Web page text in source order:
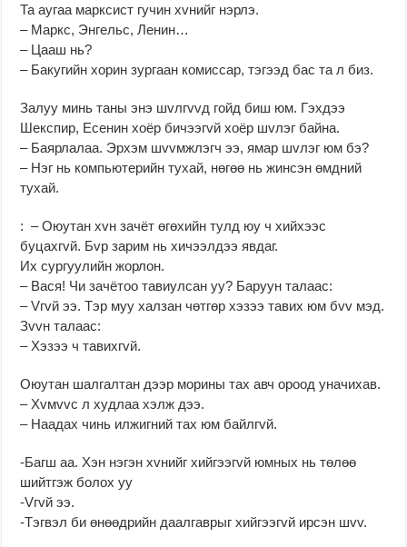
Та аугаа марксист гучин хvнийг нэрлэ.
– Маркс, Энгельс, Ленин…
– Цааш нь?
– Бакугийн хорин зургаан комиссар, тэгээд бас та л биз.
Залуу минь таны энэ шvлгvvд гойд биш юм. Гэхдээ
Шекспир, Есенин хоёр бичээгvй хоёр шvлэг байна.
– Баярлалаа. Эрхэм шvvмжлэгч ээ, ямар шvлэг юм бэ?
– Нэг нь компьютерийн тухай, нөгөө нь жинсэн өмдний
тухай.
: – Оюутан хvн зачёт өгөхийн тулд юу ч хийхээс
буцахгvй. Бvр зарим нь хичээлдээ явдаг.
Их сургуулийн жорлон.
– Вася! Чи зачётоо тавиулсан уу? Баруун талаас:
– Vгvй ээ. Тэр муу халзан чөтгөр хэзээ тавих юм бvv мэд.
Зvvн талаас:
– Хэзээ ч тавихгvй.
Оюутан шалгалтан дээр морины тах авч ороод уначихав.
– Хvмvvс л худлаа хэлж дээ.
– Наадах чинь илжигний тах юм байлгvй.
-Багш аа. Хэн нэгэн хvнийг хийгээгvй юмных нь төлөө
шийтгэж болох уу
-Vгvй ээ.
-Тэгвэл би өнөөдрийн даалгаврыг хийгээгvй ирсэн шvv.